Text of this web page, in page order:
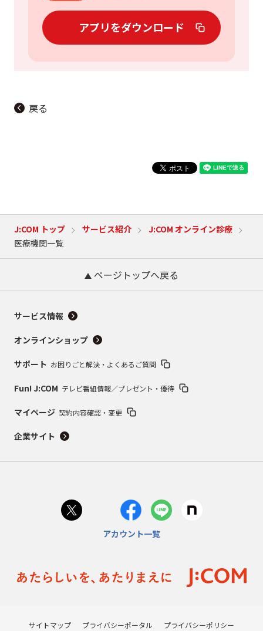
アプリをダウンロード
戻る
J:COM トップ サービス紹介
J:COM オンライン診療
医療機関一覧
ページトップへ戻る
サービス情報
オンラインショップ
サポート お困りごと解決・よくあるご質問
Fun! J:COM テレビ番組情報／プレゼント・優待
マイページ 契約内容確認・変更
企業サイト
アカウント一覧
サイトマップ プライバシーポータル プライバシーポリシー